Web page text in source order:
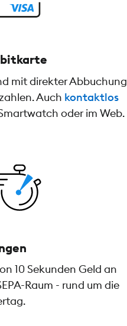
mit direkter Abbuchung
Auch kontaktlos
oder im Web.
10 Sekunden Geld an
Raum - rund um die